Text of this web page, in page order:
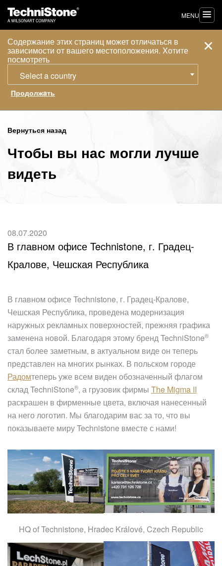
Содержание этих страниц может отличаться в
зависимости от вашего местоположения. Xотите
посмотреть
Select a country
MENU
Вернуться назад
Чтобы вы нас могли лучше
видеть
08.07.2020
В главном офисе Technistone, г. Градец-
Кралове, Чешская Республика
В главном офисе Technistone, г. Градец-Кралове,
Чешская Республика, проведена модернизация
наружных рекламных поверхностей, прежняя графика
заменена новой. Благодаря этому брендTechniStone®
стал более заметным, в актуальном виде он теперь
представлен на многих рынках. В польском городе
Радомтеперь уже всем виден обозначенный флагом
складTechniStone®, а грузовик фирмы The Migma II
раскрашен в фирменные цвета, включая нанесенный
на него логотип. Мы благодарим вас за то, что вы
показываете миру Technistone вместе с нами!
HQ of Technistone, Hradec Králové, Czech Republic